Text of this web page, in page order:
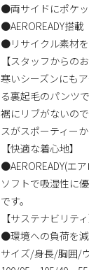
●両サイドにポケ
●AEROREADY搭載
●リサイクル素材
【スタッフからの
寒いシーズンにも
る裏起毛のパンツで
裾にリブがないの
スがスポーティー
【快適な着心地】
●AEROREADY(エ
ソフトで吸湿性に
です。
【サステナビリティ
●環境への負荷を減
サイズ/身長/胸囲/